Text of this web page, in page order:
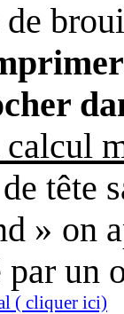
de
tête
» on
un
( cliquer ici)